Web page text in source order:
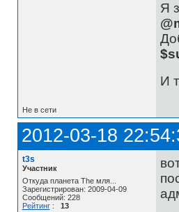
Я
И
Не в сети
2012-03-18
t3s
Участник
Откуда планета The мля...
Зарегистрирован: 2009-04-09
Сообщений: 228
Рейтинг: 13